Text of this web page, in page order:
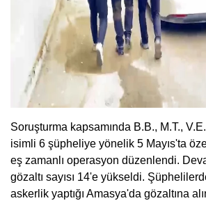
Soruşturma kapsamında B.B., M.T.,
isimli 6 şüpheliye yönelik 5 Mayıs'ta
eş zamanlı operasyon düzenlendi.
gözaltı sayısı 14'e yükseldi.
askerlik yaptığı Amasya'da gözaltına